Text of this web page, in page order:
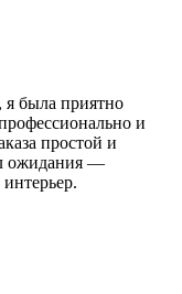
я была приятно
и
простой и
ожидания —